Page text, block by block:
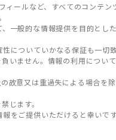
ールなど、すべてのコンテン
一般的な情報提供を目的とし
についていかなる保証も一切
いません。情報の利用につい
故意又は重過失による場合を
じます。
をご提供いただけると幸いです